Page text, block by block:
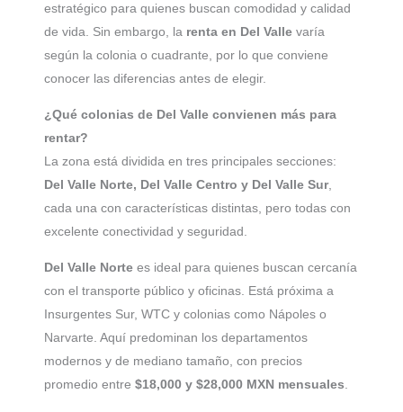
estratégico para quienes buscan comodidad y calidad
de vida. Sin embargo, la renta en Del Valle varía
según la colonia o cuadrante, por lo que conviene
conocer las diferencias antes de elegir.
¿Qué colonias de Del Valle convienen más para
rentar?
La zona está dividida en tres principales secciones:
Del Valle Norte, Del Valle Centro y Del Valle Sur,
cada una con características distintas, pero todas con
excelente conectividad y seguridad.
Del Valle Norte es ideal para quienes buscan cercanía
con el transporte público y oficinas. Está próxima a
Insurgentes Sur, WTC y colonias como Nápoles o
Narvarte. Aquí predominan los departamentos
modernos y de mediano tamaño, con precios
promedio entre $18,000 y $28,000 MXN mensuales.